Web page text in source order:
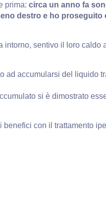
prima: circa un anno fa
destro e ho proseguito
sentivo il loro
ad accumularsi del liquido
si è dimostrato
benefici con il trattamento